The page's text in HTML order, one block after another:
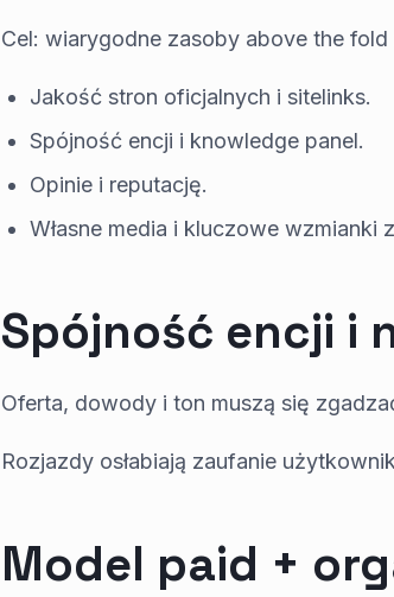
Cel: wiarygodne zasoby above the
Jakość stron oficjalnych i sitelinks.
Spójność encji i knowledge panel.
Opinie i reputację.
Własne media i kluczowe wzmianki
Spójność encji i
Oferta, dowody i ton muszą się
Rozjazdy osłabiają zaufanie
Model paid +